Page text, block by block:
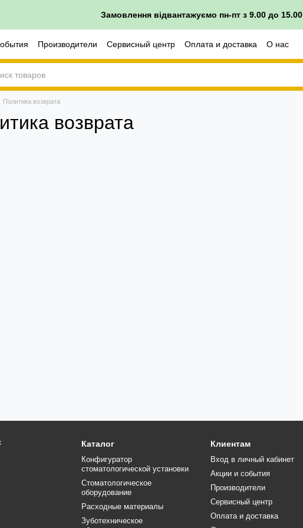
Замовлення відвантажуємо пн-пт з 9.00 до 15.00
Производители Сервисный центр Оплата и доставка
О нас
Политика возврата
возврата
Каталог
Конфигуратор
стоматологической установки
Стоматологическое
оборудование
Расходные материалы
Зуботехническое
Клиентам
Вход в личный кабинет
Акции и события
Производители
Сервисный центр
Оплата и доставка